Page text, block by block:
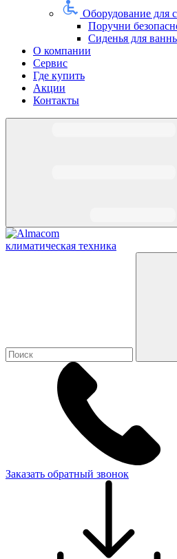
Оборудование для
Поручни
Сиденья для
О компании
Сервис
Где купить
Акции
Контакты
климатическая техника
Заказать обратный звонок